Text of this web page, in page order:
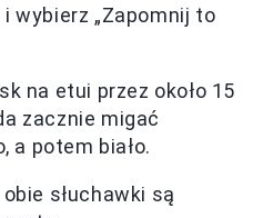
wybierz „Zapomnij to
na etui przez około 15
zacznie migać
a potem biało.
słuchawki są